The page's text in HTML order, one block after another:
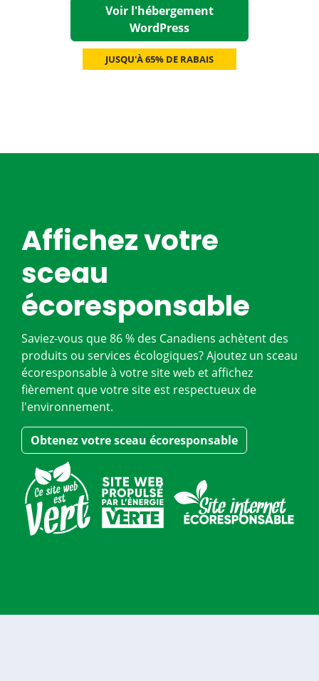
Voir l'hébergement
WordPress
JUSQU'À 65% DE RABAIS
Affichez votre
sceau
écoresponsable
Saviez-vous que 86 % des Canadiens achètent des
produits ou services écologiques? Ajoutez un sceau
écoresponsable à votre site web et affichez
fièrement que votre site est respectueux de
l'environnement.
Obtenez votre sceau écoresponsable